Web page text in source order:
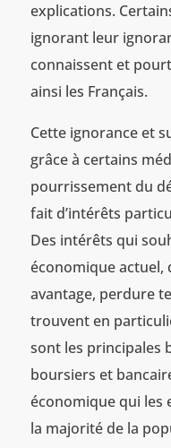
explications.
ignorant leur
connaissent et
ainsi les Français.
Cette ignorance et
grâce à certains
pourrissement du
fait d’intérêts
Des intérêts qui
économique
avantage, perdure
trouvent en
sont les principales
boursiers et
économique qui les
la majorité de la